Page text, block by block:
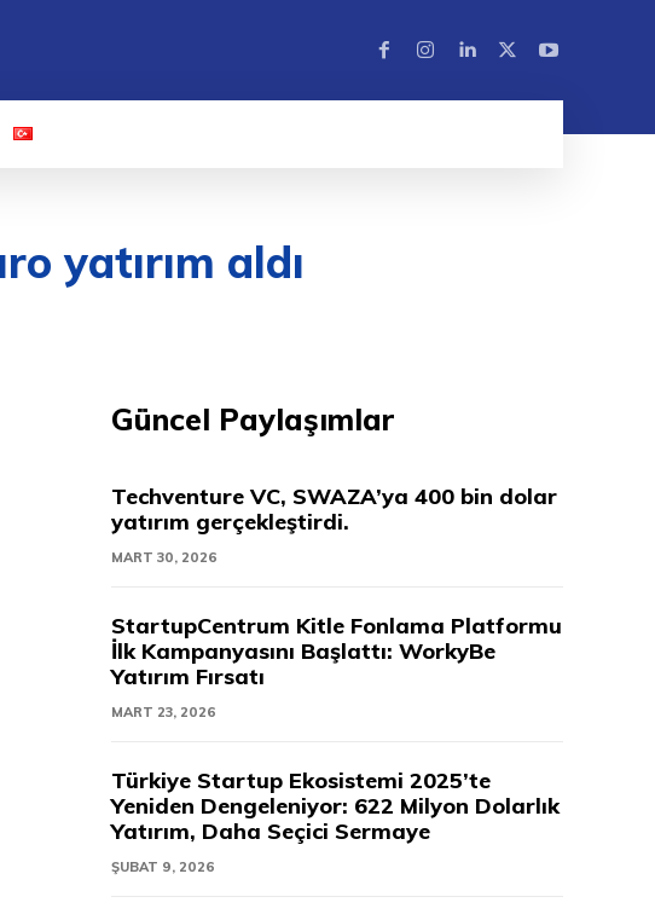
yatırım aldı
Güncel Paylaşımlar
Techventure VC, SWAZA’ya 400 bin dolar
yatırım gerçekleştirdi.
MART 30, 2026
StartupCentrum Kitle Fonlama Platformu
İlk Kampanyasını Başlattı: WorkyBe
Yatırım Fırsatı
MART 23, 2026
Türkiye Startup Ekosistemi 2025’te
Yeniden Dengeleniyor: 622 Milyon Dolarlık
Yatırım, Daha Seçici Sermaye
ŞUBAT 9, 2026